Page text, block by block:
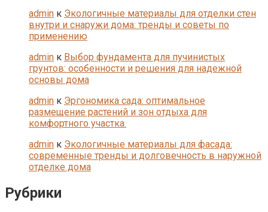
admin к Экологичные материалы для отделки стен
внутри и снаружи дома: тренды и советы по
применению
admin к Выбор фундамента для пучинистых
грунтов: особенности и решения для надежной
основы дома
admin к Эргономика сада: оптимальное
размещение растений и зон отдыха для
комфортного участка.
admin к Экологичные материалы для фасада:
современные тренды и долговечность в наружной
отделке дома
Рубрики